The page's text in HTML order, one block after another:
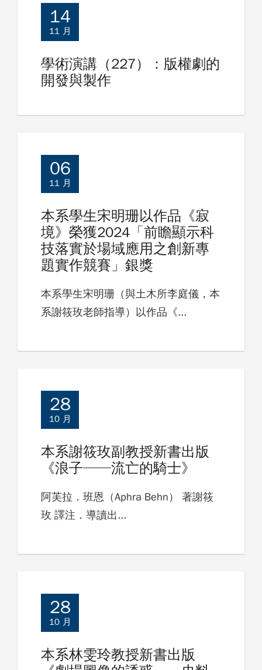
14
11 月
學術演講（227）：版權劇的
開發與製作
06
11 月
本系學生宋明珊以作品《寂
境》榮獲2024「前瞻顯示科
技落實於場域應用之創新專
題實作競賽」銀獎
本系學生宋明珊（與土木所李庭儀，本
系謝筱玫老師指導）以作品《...
28
10 月
本系謝筱玫副教授新書出版
《浪子──流亡的騎士》
阿芙拉．班恩（Aphra Behn） 著謝筱
玫 譯注．導讀出...
28
10 月
本系林雯玲教授新書出版